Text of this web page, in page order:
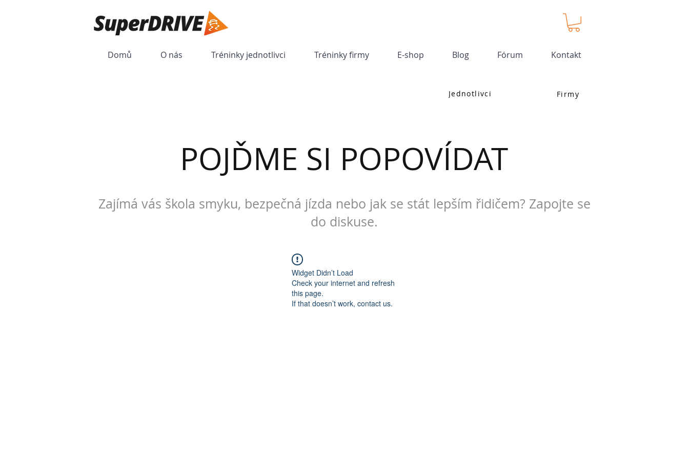
Domů O nás Tréninky jednotlivci Tréninky firmy E-shop Blog Fórum Kontakt
Jednotlivci Firmy
POJĎME SI POPOVÍDAT
Zajímá vás škola smyku, bezpečná jízda nebo jak se stát lepším řidičem? Zapojte se
do diskuse.
Widget Didn’t Load
Check your internet and refresh
this page.
If that doesn’t work, contact us.